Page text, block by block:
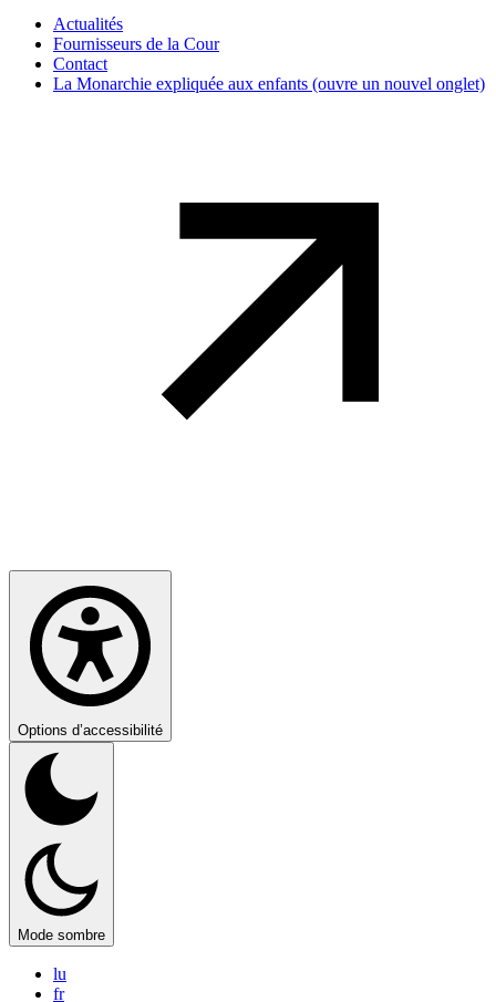
Actualités
Fournisseurs de la Cour
Contact
La Monarchie expliquée aux enfants (ouvre un nouvel onglet)
Options d’accessibilité
Mode sombre
lu
fr